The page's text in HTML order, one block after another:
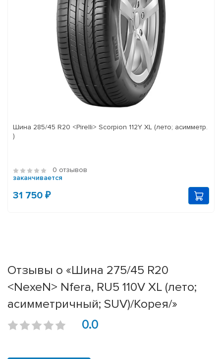
Шина 285/45 R20 <Pirelli> Scorpion 112Y XL (лето; асимметр.
)
0 отзывов
заканчивается
31 750 ₽
Отзывы о «Шина 275/45 R20
<NexeN> Nfera, RU5 110V XL (лето;
асимметричный; SUV)/Корея/»
0.0